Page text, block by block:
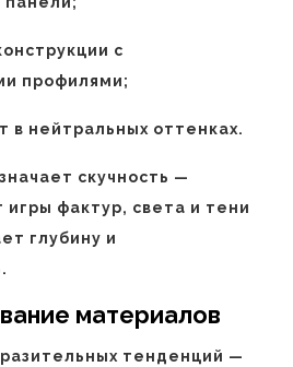
с
профилями;
в нейтральных оттенках.
скучность —
игры фактур, света и тени
глубину и
материалов
тенденций —